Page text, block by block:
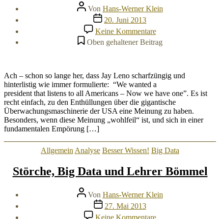
Beitragsautor
Von Hans-Werner Klein
Veröffentlichungsdatum
20. Juni 2013
Keine Kommentarezu
Das
Gerücht
Menge
Oben gehaltener Beitrag
Ach – schon so lange her, dass Jay Leno scharfzüngig und
hinterlistig wie immer formulierte: “We wanted a
president that listens to all Americans – Now we have one”. Es ist
recht einfach, zu den Enthüllungen über die gigantische
Überwachungsmaschinerie der USA eine Meinung zu haben.
Besonders, wenn diese Meinung „wohlfeil“ ist, und sich in einer
fundamentalen Empörung […]
Kategorien
Allgemein Analyse Besser Wissen! Big Data
Störche, Big Data und Lehrer Bömmel
Beitragsautor
Von Hans-Werner Klein
Veröffentlichungsdatum
27. Mai 2013
zu